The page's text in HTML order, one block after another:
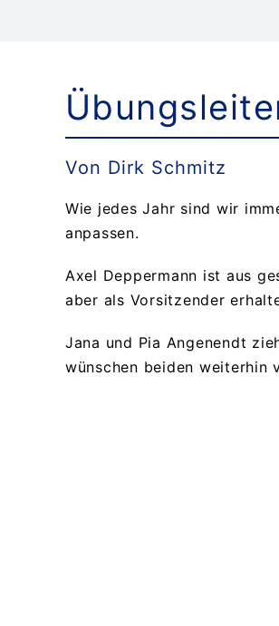
Von Dirk Schmitz
Wie jedes Jahr sind wir
anpassen.
Axel Deppermann ist aus
aber als Vorsitzender
Jana und Pia Angenendt
wünschen beiden weiterhin